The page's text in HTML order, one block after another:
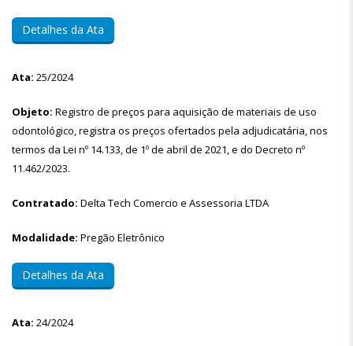
Detalhes da Ata
Ata: 25/2024
Objeto: Registro de preços para aquisição de materiais de uso
odontológico, registra os preços ofertados pela adjudicatária, nos
termos da Lei nº 14.133, de 1º de abril de 2021, e do Decreto nº
11.462/2023.
Contratado: Delta Tech Comercio e Assessoria LTDA
Modalidade: Pregão Eletrônico
Detalhes da Ata
Ata: 24/2024